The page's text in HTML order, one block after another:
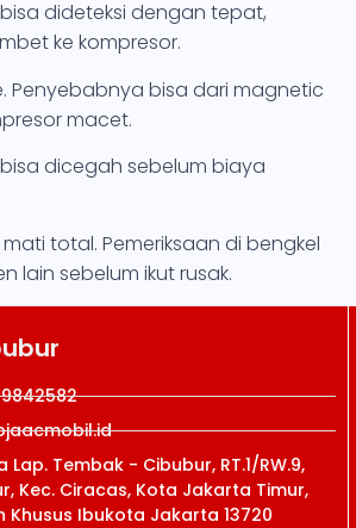
dideteksi dengan tepat,
ke kompresor.
Penyebabnya bisa dari magnetic
macet.
dicegah sebelum biaya
total. Pemeriksaan di bengkel
lain sebelum ikut rusak.
Lap. Tembak - Cibubur, RT.1/RW.9,
Kec. Ciracas, Kota Jakarta Timur,
Khusus Ibukota Jakarta 13720